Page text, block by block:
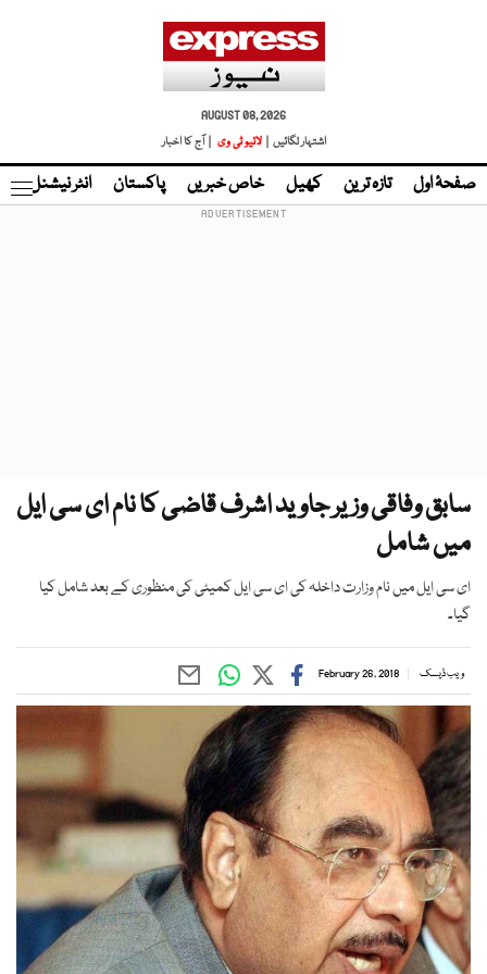
AUGUST 08, 2026
اشتہار لگائیں |
لائیو ٹی وی | آج کا اخبار
صفحۂ اول تازہ ترین کھیل خاص خبریں پاکستان انٹر نیشنل
سابق وفاقی وزیر جاوید اشرف قاضی کا نام ای سی ایل
میں شامل
ای سی ایل میں نام وزارت داخلہ کی ای سی ایل کمیٹی کی منظوری کے بعد شامل کیا
گیا۔
ویب ڈیسک February 26, 2018